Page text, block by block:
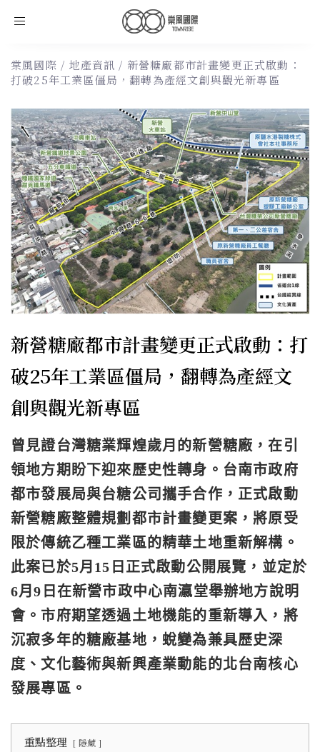
Toggle
棠風國際 / 地產資訊 / 新營糖廠都市計畫變更正式啟動：
打破25年工業區僵局，翻轉為產經文創與觀光新專區
新營糖廠都市計畫變更正式啟動：打
破25年工業區僵局，翻轉為產經文
創與觀光新專區
曾見證台灣糖業輝煌歲月的新營糖廠，在引
領地方期盼下迎來歷史性轉身。台南市政府
都市發展局與台糖公司攜手合作，正式啟動
新營糖廠整體規劃都市計畫變更案，將原受
限於傳統乙種工業區的精華土地重新解構。
此案已於5月15日正式啟動公開展覽，並定於
6月9日在新營市政中心南瀛堂舉辦地方說明
會。市府期望透過土地機能的重新導入，將
沉寂多年的糖廠基地，蛻變為兼具歷史深
度、文化藝術與新興產業動能的北台南核心
發展專區。
重點整理 隱藏